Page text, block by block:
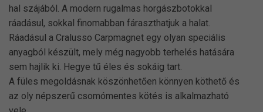
hal szájából. A modern rugalmas horgászbotokkal
ráadásul, sokkal finomabban fáraszthatjuk a halat.
Ráadásul a Cralusso Carpmagnet egy olyan speciális
anyagból készült, mely még nagyobb terhelés hatására
sem hajlik ki. Hegye tű éles és sokáig tart.
A füles megoldásnak köszönhetően könnyen köthető és
az oly népszerű csomómentes kötés is alkalmazható